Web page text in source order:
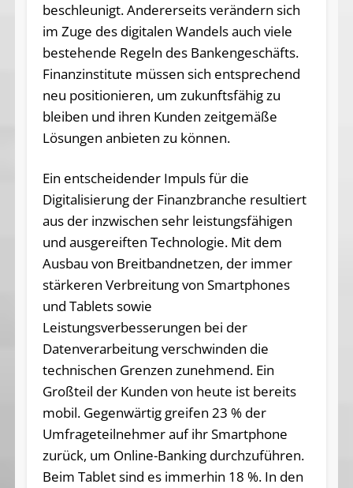
beschleunigt. Andererseits verändern sich
im Zuge des digitalen Wandels auch viele
bestehende Regeln des Bankengeschäfts.
Finanzinstitute müssen sich entsprechend
neu positionieren, um zukunftsfähig zu
bleiben und ihren Kunden zeitgemäße
Lösungen anbieten zu können.
Ein entscheidender Impuls für die
Digitalisierung der Finanzbranche resultiert
aus der inzwischen sehr leistungsfähigen
und ausgereiften Technologie. Mit dem
Ausbau von Breitbandnetzen, der immer
stärkeren Verbreitung von Smartphones
und Tablets sowie
Leistungsverbesserungen bei der
Datenverarbeitung verschwinden die
technischen Grenzen zunehmend. Ein
Großteil der Kunden von heute ist bereits
mobil. Gegenwärtig greifen 23 % der
Umfrageteilnehmer auf ihr Smartphone
zurück, um Online-Banking durchzuführen.
Beim Tablet sind es immerhin 18 %. In den